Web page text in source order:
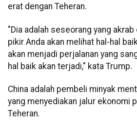
erat dengan Teheran.
"Dia adalah seseorang yang akrab
pikir Anda akan melihat hal-hal
akan menjadi perjalanan yang
hal baik akan terjadi," kata Trump.
China adalah pembeli minyak
yang menyediakan jalur ekonomi
Teheran.